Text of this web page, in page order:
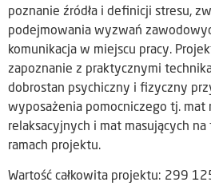
poznanie źródła i definicji stresu,
podejmowania wyzwań
komunikacja w miejscu pracy.
zapoznanie z praktycznymi
dobrostan psychiczny i fizyczny
wyposażenia pomocniczego tj. mat
relaksacyjnych i mat masujących
ramach projektu.
Wartość całkowita projektu: 299